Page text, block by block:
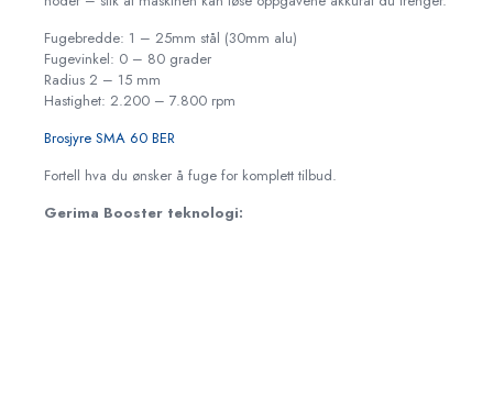
Fugebredde: 1 – 25mm stål (30mm alu)
Fugevinkel: 0 – 80 grader
Radius 2 – 15 mm
Hastighet: 2.200 – 7.800 rpm
Brosjyre SMA 60 BER
Fortell hva du ønsker å fuge for komplett tilbud.
Gerima Booster teknologi: